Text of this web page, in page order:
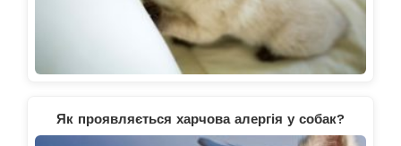
Як проявляється харчова алергія у собак?